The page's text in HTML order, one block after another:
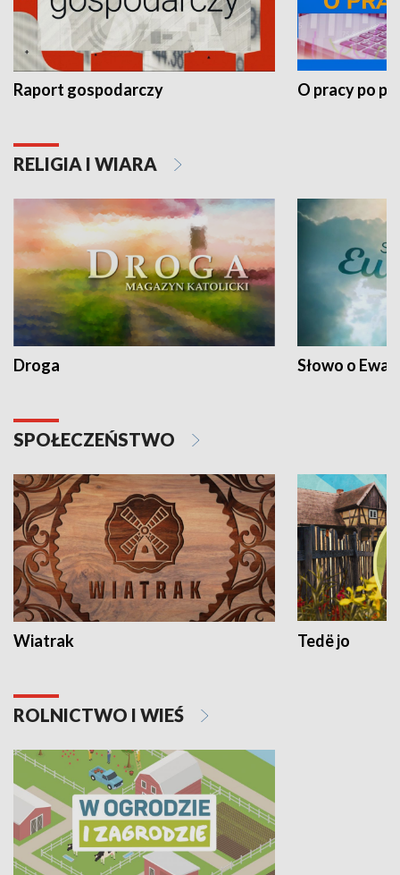
Raport gospodarczy O pracy po
RELIGIA I WIARA
Droga Słowo o
SPOŁECZEŃSTWO
Wiatrak Tedë jo
ROLNICTWO I WIEŚ